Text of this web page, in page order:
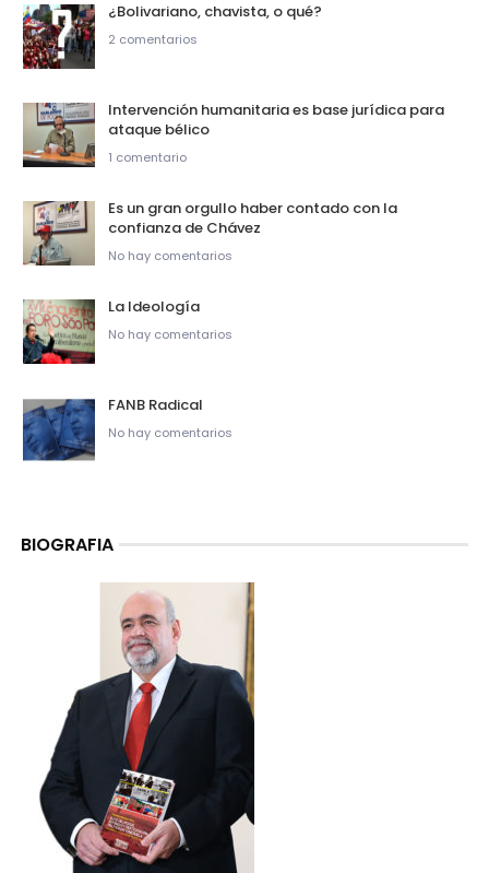
¿Bolivariano, chavista, o qué?
2 comentarios
Intervención humanitaria es base jurídica para
ataque bélico
1 comentario
Es un gran orgullo haber contado con la
confianza de Chávez
No hay comentarios
La Ideología
No hay comentarios
FANB Radical
No hay comentarios
BIOGRAFIA